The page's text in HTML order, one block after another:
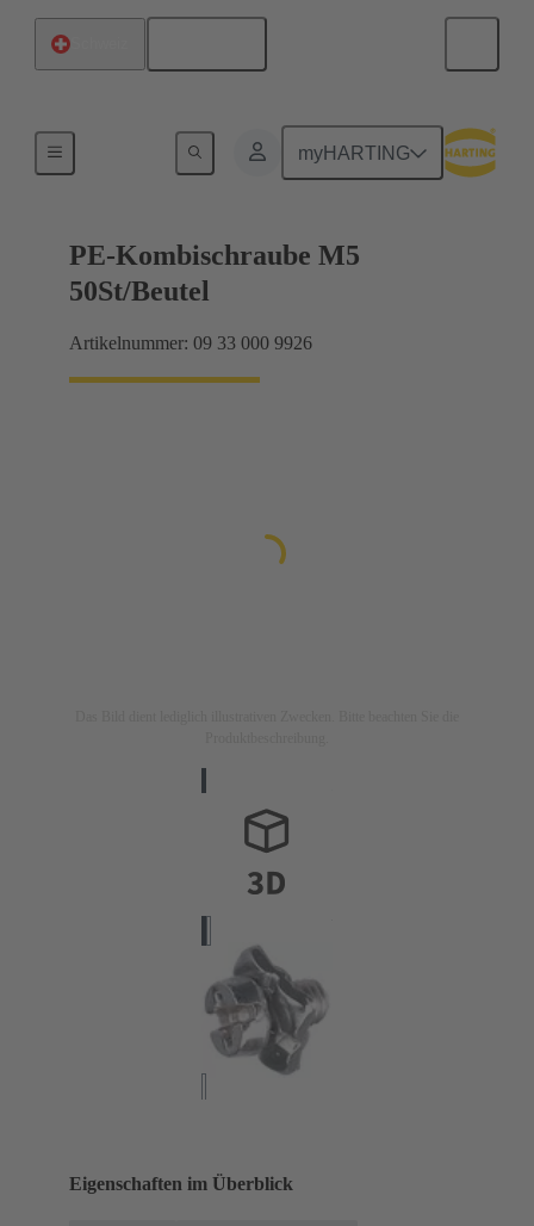
myHARTING
PE-Kombischraube M5
50St/Beutel
Artikelnummer: 09 33 000 9926
Eigenschaften im Überblick